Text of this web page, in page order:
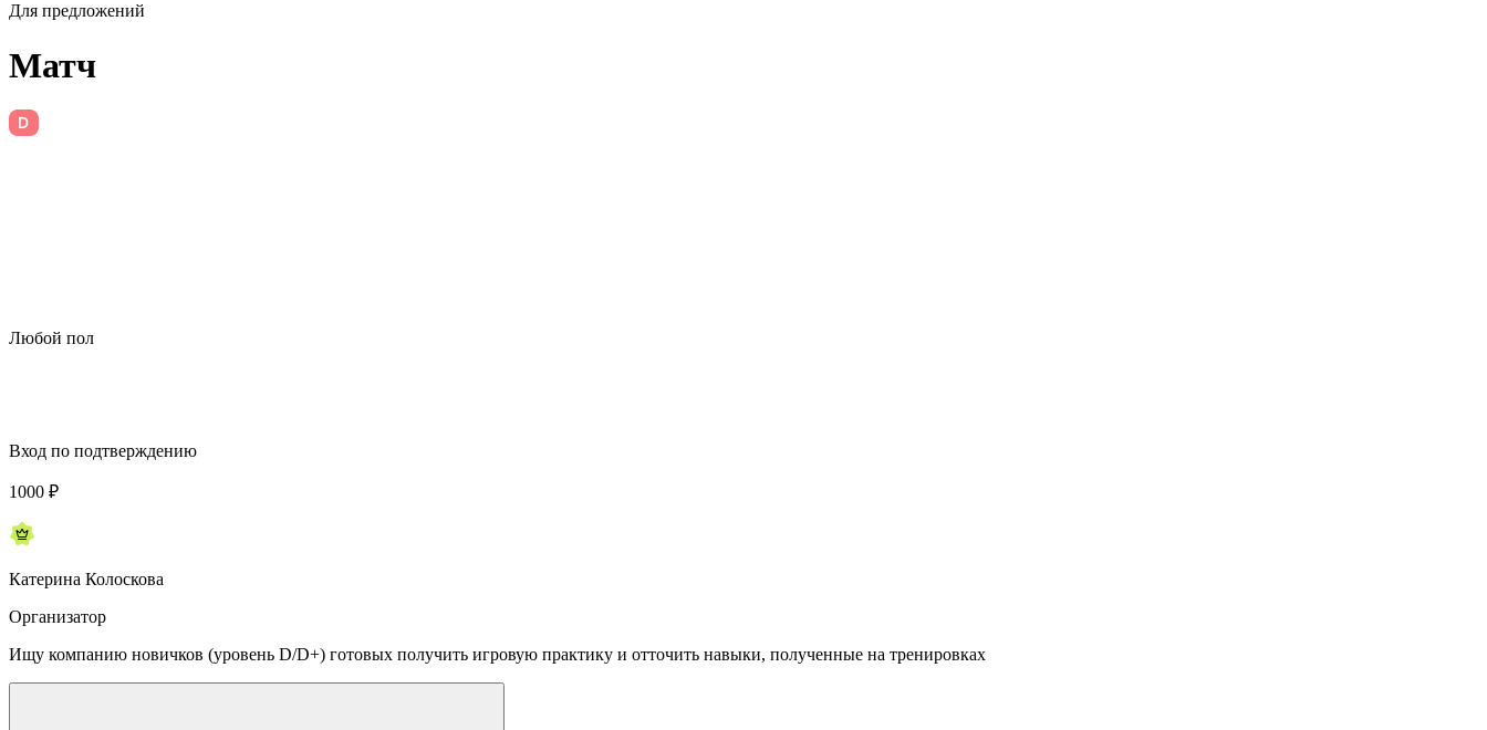
Для предложений
Матч
Любой пол
Вход по подтверждению
1000 ₽
Катерина Колоскова
Организатор
Ищу компанию новичков (уровень D/D+) готовых получить игровую практику и отточить навыки, полученные на тренировках